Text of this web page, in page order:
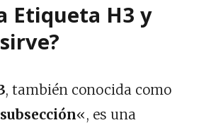
Etiqueta H3 y
, también conocida como
«, es una